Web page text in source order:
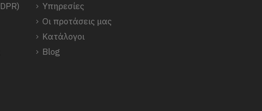
Υπηρεσίες
Οι προτάσεις μας
Κατάλογοι
Blog